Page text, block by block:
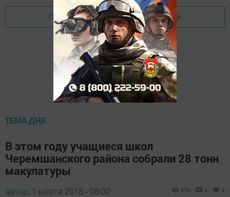
Перейти на страницу новости
ТЕМА ДНЯ
В этом году учащиеся школ
Черемшанского района собрали 28 тонн
макулатуры
автор, 1 марта 2018 - 08:00 979 0 0